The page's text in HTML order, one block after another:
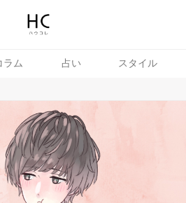
ラム 占い スタイル